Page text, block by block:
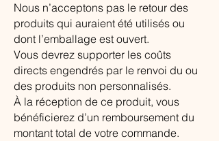
Nous n’acceptons pas le retour des
produits qui auraient été utilisés ou
dont l’emballage est ouvert.
Vous devrez supporter les coûts
directs engendrés par le renvoi du ou
des produits non personnalisés.
À la réception de ce produit, vous
bénéficierez d’un remboursement du
montant total de votre commande.